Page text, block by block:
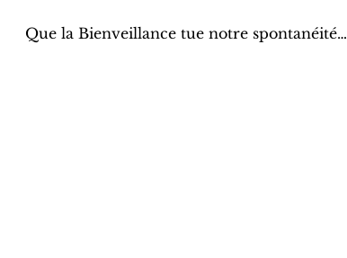
Que la Bienveillance tue notre spontanéité…